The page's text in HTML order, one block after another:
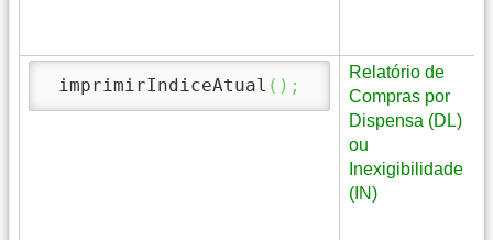
imprimirIndiceAtual ( ) ;
Relatório de
Compras por
Dispensa (DL)
ou
Inexigibilidade
(IN)